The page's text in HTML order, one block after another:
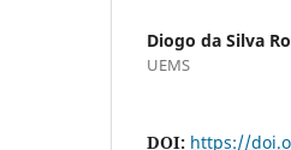
Diogo da Silva
UEMS
DOI: https://